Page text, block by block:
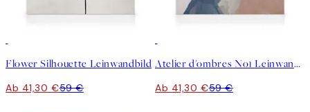
Flower Silhouette Leinwandbild
Ab 41,30 €59 €
Atelier d'ombres No1 Leinwandbild
Ab 41,30 €59 €